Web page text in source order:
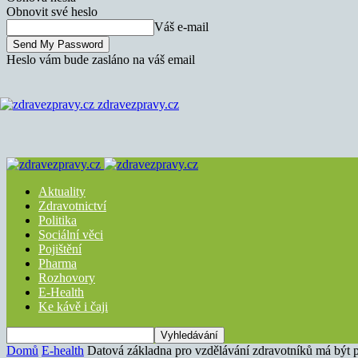
Obnovit své heslo
Váš e-mail
Heslo vám bude zasláno na váš email
zdravezpravy.cz
Aktuality
Zdravotnictví
Politika
Sociální věci
Pojištění
Pharma
Rozhovory
E-Health
Ke kávě i čaji
Domů E-health Datová základna pro vzdělávání zdravotníků má být